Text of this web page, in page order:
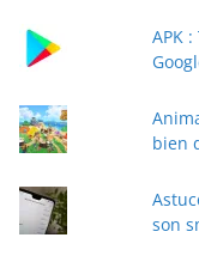
a
APK
bien
son